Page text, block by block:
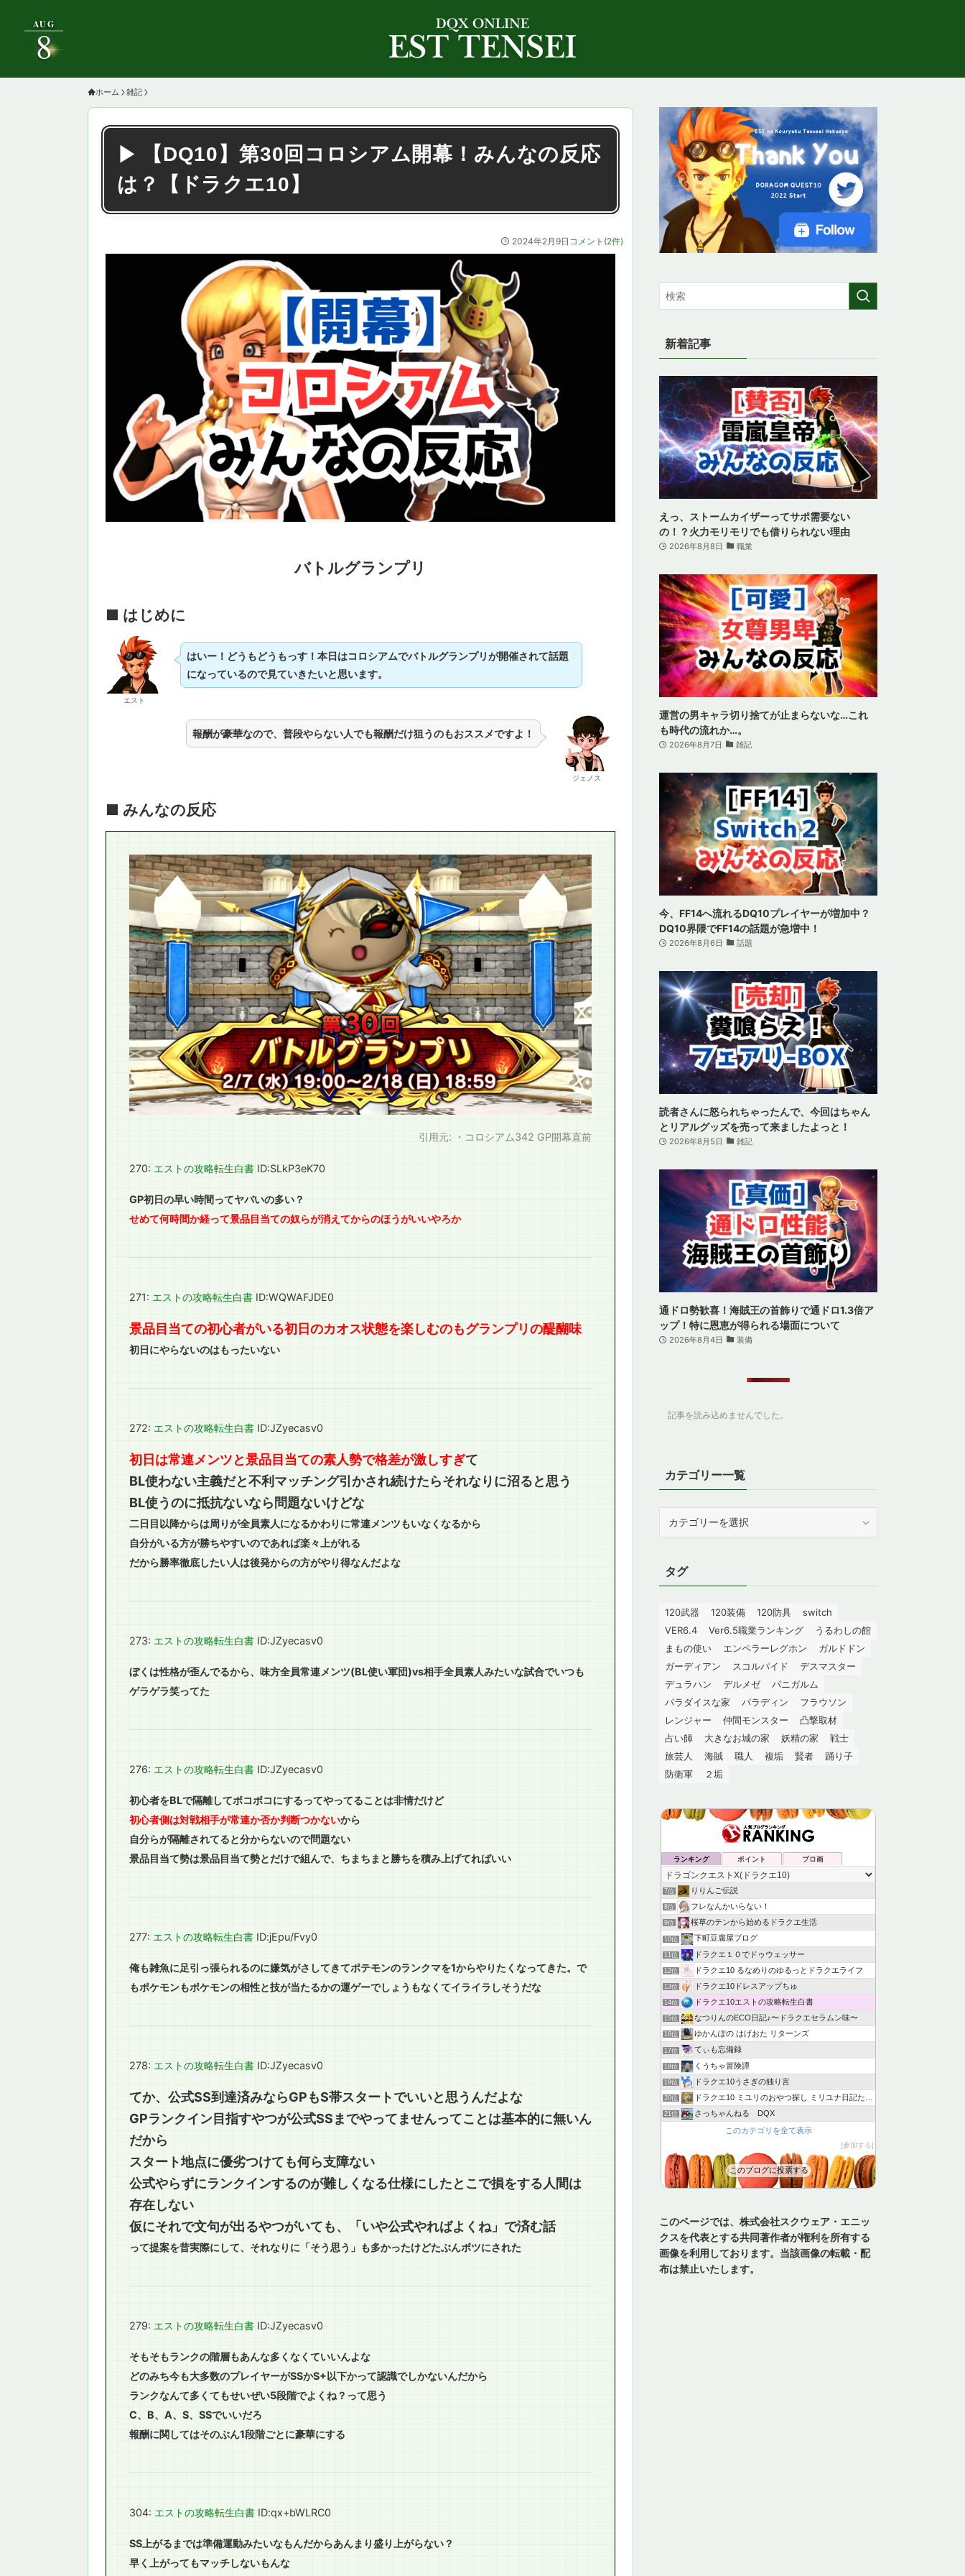
AUG
8
ホーム 雑記
【DQ10】第30回コロシアム開幕！みんなの反応
は？【ドラクエ10】
2024年2月9日 コメント(2件)
バトルグランプリ
■ はじめに
エスト
はいー！どうもどうもっす！本日はコロシアムでバトルグランプリが開催されて話題
になっているので見ていきたいと思います。
ジェノス
報酬が豪華なので、普段やらない人でも報酬だけ狙うのもおススメですよ！
■ みんなの反応
引用元: ・コロシアム342 GP開幕直前
270: エストの攻略転生白書 ID:SLkP3eK70
GP初日の早い時間ってヤバいの多い？
せめて何時間か経って景品目当ての奴らが消えてからのほうがいいやろか
271: エストの攻略転生白書 ID:WQWAFJDE0
景品目当ての初心者がいる初日のカオス状態を楽しむのもグランプリの醍醐味
初日にやらないのはもったいない
272: エストの攻略転生白書 ID:JZyecasv0
初日は常連メンツと景品目当ての素人勢で格差が激しすぎて
BL使わない主義だと不利マッチング引かされ続けたらそれなりに沼ると思う
BL使うのに抵抗ないなら問題ないけどな
二日目以降からは周りが全員素人になるかわりに常連メンツもいなくなるから
自分がいる方が勝ちやすいのであれば楽々上がれる
だから勝率徹底したい人は後発からの方がやり得なんだよな
273: エストの攻略転生白書 ID:JZyecasv0
ぼくは性格が歪んでるから、味方全員常連メンツ(BL使い軍団)vs相手全員素人みたいな試合でいつも
ゲラゲラ笑ってた
276: エストの攻略転生白書 ID:JZyecasv0
初心者をBLで隔離してボコボコにするってやってることは非情だけど
初心者側は対戦相手が常連か否か判断つかないから
自分らが隔離されてると分からないので問題ない
景品目当て勢は景品目当て勢とだけで組んで、ちまちまと勝ちを積み上げてればいい
277: エストの攻略転生白書 ID:jEpu/Fvy0
俺も雑魚に足引っ張られるのに嫌気がさしてきてポテモンのランクマを1からやりたくなってきた。で
もポケモンもポケモンの相性と技が当たるかの運ゲーでしょうもなくてイライラしそうだな
278: エストの攻略転生白書 ID:JZyecasv0
てか、公式SS到達済みならGPもS帯スタートでいいと思うんだよな
GPランクイン目指すやつが公式SSまでやってませんってことは基本的に無いん
だから
スタート地点に優劣つけても何ら支障ない
公式やらずにランクインするのが難しくなる仕様にしたとこで損をする人間は
存在しない
仮にそれで文句が出るやつがいても、「いや公式やればよくね」で済む話
って提案を昔実際にして、それなりに「そう思う」も多かったけどたぶんボツにされた
279: エストの攻略転生白書 ID:JZyecasv0
そもそもランクの階層もあんな多くなくていいんよな
どのみち今も大多数のプレイヤーがSSかS+以下かって認識でしかないんだから
ランクなんて多くてもせいぜい5段階でよくね？って思う
C、B、A、S、SSでいいだろ
報酬に関してはそのぶん1段階ごとに豪華にする
304: エストの攻略転生白書 ID:qx+bWLRC0
SS上がるまでは準備運動みたいなもんだからあんまり盛り上がらない？
早く上がってもマッチしないもんな
新着記事
えっ、ストームカイザーってサポ需要ない
の！？火力モリモリでも借りられない理由
2026年8月8日 職業
運営の男キャラ切り捨てが止まらないな…これ
も時代の流れか…。
2026年8月7日 雑記
今、FF14へ流れるDQ10プレイヤーが増加中？
DQ10界隈でFF14の話題が急増中！
2026年8月6日 話題
読者さんに怒られちゃったんで、今回はちゃん
とリアルグッズを売って来ましたよっと！
2026年8月5日 雑記
通ドロ勢歓喜！海賊王の首飾りで通ドロ1.3倍ア
ップ！特に恩恵が得られる場面について
2026年8月4日 装備
記事を読み込めませんでした。
カテゴリー一覧
ー
覧
タグ
120武器 120装備 120防具
switch
VER6.4
Ver6.5職業ランキング
うるわしの館
まもの使い
エンペラーレグホン
ガルドドン
ガーディアン
スコルパイド
デスマスター
デュラハン
デルメゼ
パニガルム
パラダイスな家
パラディン
フラウソン
レンジャー
仲間モンスター
凸撃取材
占い師
大きなお城の家 妖精の家
戦士
旅芸人
海賊 職人 複垢 賢者
踊り子
防衛軍
２垢
ランキング ポイント ブロ画
7位 りりんご伝説
8位 フレなんかいらない！
9位 桜草のテンから始めるドラクエ生活
10位 下町豆腐屋ブログ
11位 ドラクエ１０でドゥウェッサー
12位 ドラクエ10 るなめりのゆるっとドラクエライフ
13位 ドラクエ10ドレスアップちゅ
14位 ドラクエ10エストの攻略転生白書
15位 なつりんのECO日記♪〜ドラクエセラムン味〜
16位 ゆかんぽの はげおた リターンズ
17位 てぃも忘備録
18位 くうちゃ冒険譚
19位 ドラクエ10うさぎの独り言
20位 ドラクエ10 ミユリのおやつ探し ミリユナ日記たまにリオ
21位 さっちゃんねる DQX
このカテゴリを全て表示
参加する
このブログに投票する
このページでは、株式会社スクウェア・エニッ
クスを代表とする共同著作者が権利を所有する
画像を利用しております。当該画像の転載・配
布は禁止いたします。